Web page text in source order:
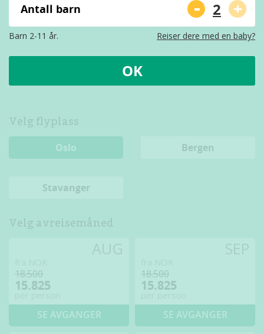
Antall barn - +
Barn 2-11 år. Reiser dere med en baby?
OK
Velg flyplass
Oslo Bergen
Stavanger
Velg avreisemåned
18.500
15.825
SE AVGANGER
18.500
15.825
SE AVGANGER